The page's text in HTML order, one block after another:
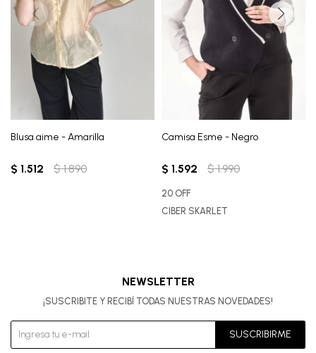
Blusa aime - Amarilla
$ 1.512 $ 1.890
Camisa Esme - Negro
$ 1.592 $ 1.990
20 OFF
CIBER SKARLET
NEWSLETTER
¡SUSCRIBITE Y RECIBÍ TODAS NUESTRAS NOVEDADES!
SUSCRIBIRME